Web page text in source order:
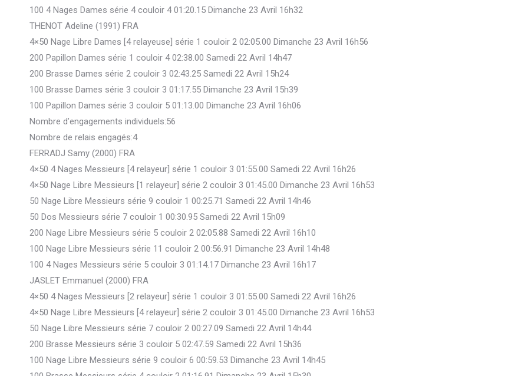
100 4 Nages Dames série 4 couloir 4 01:20.15 Dimanche 23 Avril 16h32
THENOT Adeline (1991) FRA
4×50 Nage Libre Dames [4 relayeuse] série 1 couloir 2 02:05.00 Dimanche 23 Avril 16h56
200 Papillon Dames série 1 couloir 4 02:38.00 Samedi 22 Avril 14h47
200 Brasse Dames série 2 couloir 3 02:43.25 Samedi 22 Avril 15h24
100 Brasse Dames série 3 couloir 3 01:17.55 Dimanche 23 Avril 15h39
100 Papillon Dames série 3 couloir 5 01:13.00 Dimanche 23 Avril 16h06
Nombre d’engagements individuels:56
Nombre de relais engagés:4
FERRADJ Samy (2000) FRA
4×50 4 Nages Messieurs [4 relayeur] série 1 couloir 3 01:55.00 Samedi 22 Avril 16h26
4×50 Nage Libre Messieurs [1 relayeur] série 2 couloir 3 01:45.00 Dimanche 23 Avril 16h53
50 Nage Libre Messieurs série 9 couloir 1 00:25.71 Samedi 22 Avril 14h46
50 Dos Messieurs série 7 couloir 1 00:30.95 Samedi 22 Avril 15h09
200 Nage Libre Messieurs série 5 couloir 2 02:05.88 Samedi 22 Avril 16h10
100 Nage Libre Messieurs série 11 couloir 2 00:56.91 Dimanche 23 Avril 14h48
100 4 Nages Messieurs série 5 couloir 3 01:14.17 Dimanche 23 Avril 16h17
JASLET Emmanuel (2000) FRA
4×50 4 Nages Messieurs [2 relayeur] série 1 couloir 3 01:55.00 Samedi 22 Avril 16h26
4×50 Nage Libre Messieurs [4 relayeur] série 2 couloir 3 01:45.00 Dimanche 23 Avril 16h53
50 Nage Libre Messieurs série 7 couloir 2 00:27.09 Samedi 22 Avril 14h44
200 Brasse Messieurs série 3 couloir 5 02:47.59 Samedi 22 Avril 15h36
100 Nage Libre Messieurs série 9 couloir 6 00:59.53 Dimanche 23 Avril 14h45